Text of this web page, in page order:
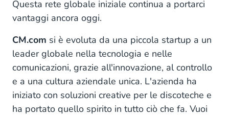
Questa rete globale iniziale continua a portarci
vantaggi ancora oggi.
CM.com si è evoluta da una piccola startup a un
leader globale nella tecnologia e nelle
comunicazioni, grazie all'innovazione, al controllo
e a una cultura aziendale unica. L'azienda ha
iniziato con soluzioni creative per le discoteche e
ha portato quello spirito in tutto ciò che fa. Vuoi